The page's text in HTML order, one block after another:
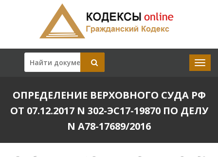
ОПРЕДЕЛЕНИЕ ВЕРХОВНОГО СУДА РФ
ОТ 07.12.2017 N 302-ЭС17-19870 ПО ДЕЛУ
N А78-17689/2016